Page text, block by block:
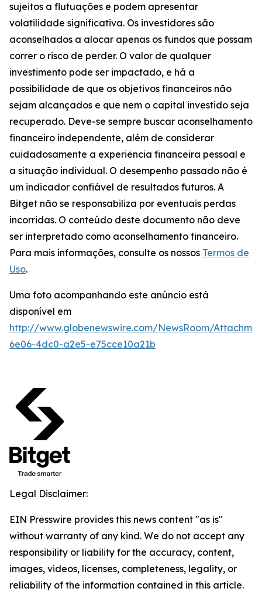
sujeitos a flutuações e podem apresentar
volatilidade significativa. Os investidores são
aconselhados a alocar apenas os fundos que possam
correr o risco de perder. O valor de qualquer
investimento pode ser impactado, e há a
possibilidade de que os objetivos financeiros não
sejam alcançados e que nem o capital investido seja
recuperado. Deve-se sempre buscar aconselhamento
financeiro independente, além de considerar
cuidadosamente a experiência financeira pessoal e
a situação individual. O desempenho passado não é
um indicador confiável de resultados futuros. A
Bitget não se responsabiliza por eventuais perdas
incorridas. O conteúdo deste documento não deve
ser interpretado como aconselhamento financeiro.
Para mais informações, consulte os nossos Termos de
Uso.
Uma foto acompanhando este anúncio está
disponível em
http://www.globenewswire.com/NewsRoom/
6e06-4dc0-a2e5-e75cce10a21b
Legal Disclaimer:
EIN Presswire provides this news content "as is"
without warranty of any kind. We do not accept any
responsibility or liability for the accuracy, content,
images, videos, licenses, completeness, legality, or
reliability of the information contained in this article.